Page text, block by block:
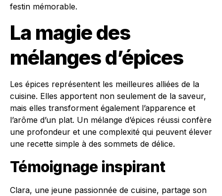
festin mémorable.
La magie des
mélanges d’épices
Les épices représentent les meilleures alliées de la
cuisine. Elles apportent non seulement de la saveur,
mais elles transforment également l’apparence et
l’arôme d’un plat. Un mélange d’épices réussi confère
une profondeur et une complexité qui peuvent élever
une recette simple à des sommets de délice.
Témoignage inspirant
Clara, une jeune passionnée de cuisine, partage son